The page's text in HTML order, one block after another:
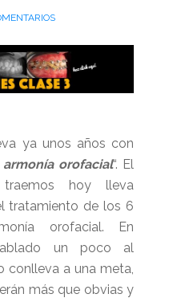
ya unos años con
orofacial“. El
hoy lleva
tratamiento de los 6
orofacial. En
un poco al
conlleva a una meta,
más que obvias y